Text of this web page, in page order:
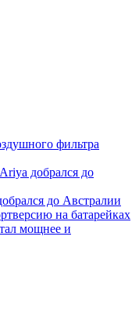
фильтра
добрался до
до Австралии
на батарейках
мощнее и